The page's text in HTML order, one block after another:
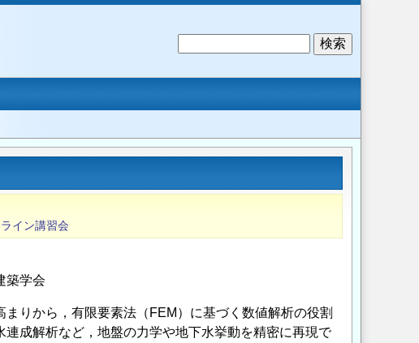
イン講習会
築学会
りから，有限要素法（FEM）に基づく数値解析の役割
成解析など，地盤の力学や地下水挙動を精密に再現で